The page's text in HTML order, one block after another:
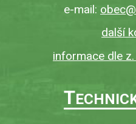
e-mail:
další
informace dle
T